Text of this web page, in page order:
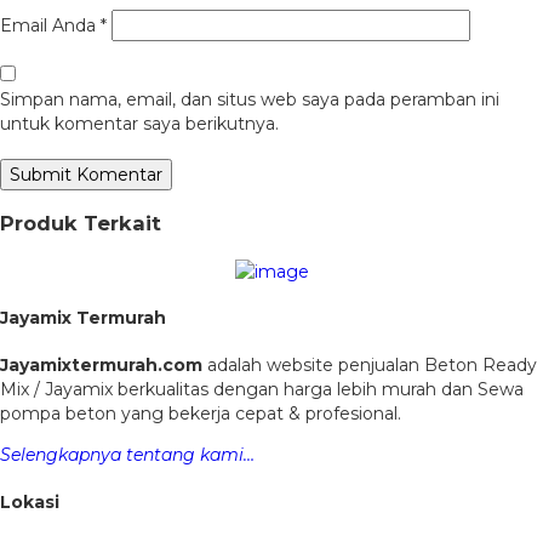
Email Anda *
Simpan nama, email, dan situs web saya pada peramban ini
untuk komentar saya berikutnya.
Produk Terkait
Jayamix Termurah
Jayamixtermurah.com adalah website penjualan Beton Ready
Mix / Jayamix berkualitas dengan harga lebih murah dan Sewa
pompa beton yang bekerja cepat & profesional.
Selengkapnya tentang kami…
Lokasi